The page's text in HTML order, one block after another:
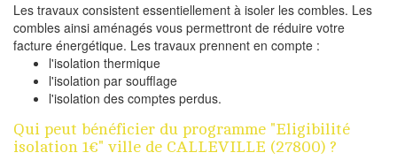
Les travaux consistent essentiellement à isoler les combles. Les
combles ainsi aménagés vous permettront de réduire votre
facture énergétique. Les travaux prennent en compte :
l'isolation thermique
l'isolation par soufflage
l'isolation des comptes perdus.
Qui peut bénéficier du programme "Eligibilité
isolation 1€" ville de CALLEVILLE (27800) ?